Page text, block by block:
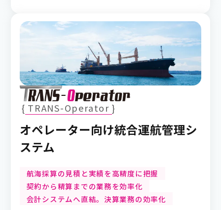
TRANS-Operator
オペレーター向け統合運航管理シ
ステム
航海採算の見積と実績を高精度に把握
契約から精算までの業務を効率化
会計システムへ直結。決算業務の効率化